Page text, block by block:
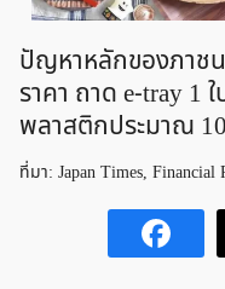
ปัญหาหลักของภาช
ราคา ถาด e-tray 1
พลาสติกประมาณ 10
ที่มา: Japan Times, Financial